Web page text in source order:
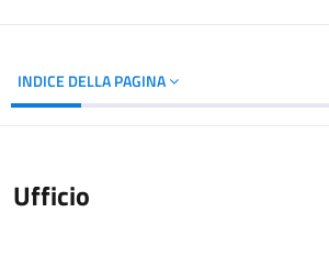
INDICE DELLA PAGINA
Ufficio